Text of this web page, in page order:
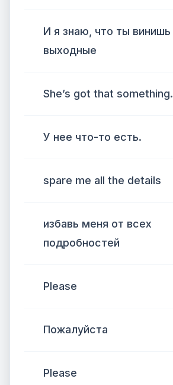
И я знаю, что ты винишь
выходные
She’s got that something.
У нее что-то есть.
spare me all the details
избавь меня от всех
подробностей
Please
Пожалуйста
Please